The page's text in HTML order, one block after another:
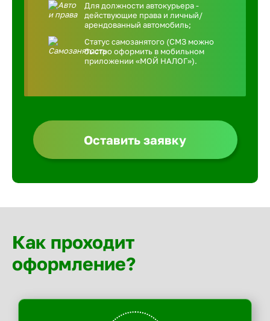
Для должности автокурьера -
действующие права и личный/
арендованный автомобиль;
Статус самозанятого (СМЗ можно
быстро оформить в мобильном
приложении «МОЙ НАЛОГ»).
Оставить заявку
Как проходит
оформление?